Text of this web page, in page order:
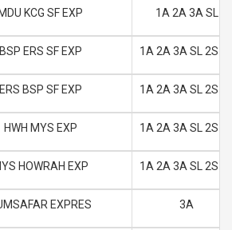
MDU KCG SF EXP 1A 2A 3A SL
BSP ERS SF EXP 1A 2A 3A SL 2S
ERS BSP SF EXP 1A 2A 3A SL 2S
HWH MYS EXP 1A 2A 3A SL 2S
HOWRAH EXP 1A 2A 3A SL 2S
EXPRES 3A